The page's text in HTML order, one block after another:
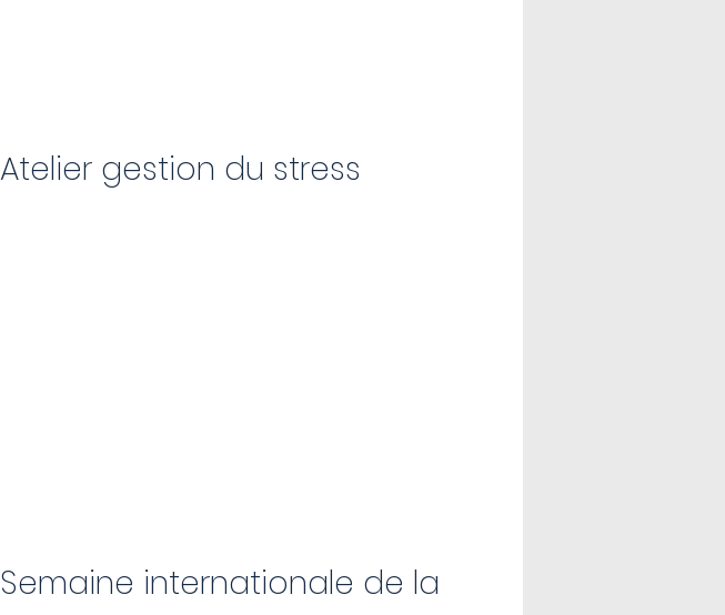
Atelier gestion du stress
Semaine internationale de la